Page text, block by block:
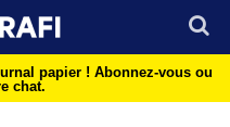
papier ! Abonnez-vous ou
chat.